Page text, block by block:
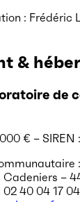
: Frédéric
&
de
€ – SIREN
:
Cadeniers –
40 04 17 04